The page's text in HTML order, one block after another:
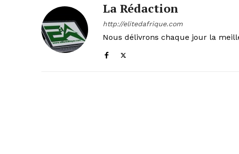
La Rédaction
http://elitedafrique.com
Nous délivrons chaque jour la